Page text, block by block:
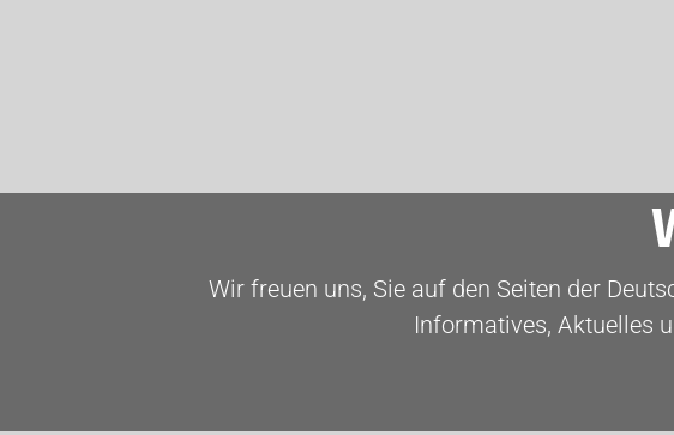
Wir freuen uns, Sie auf den Seiten der
Informatives, Aktuelles